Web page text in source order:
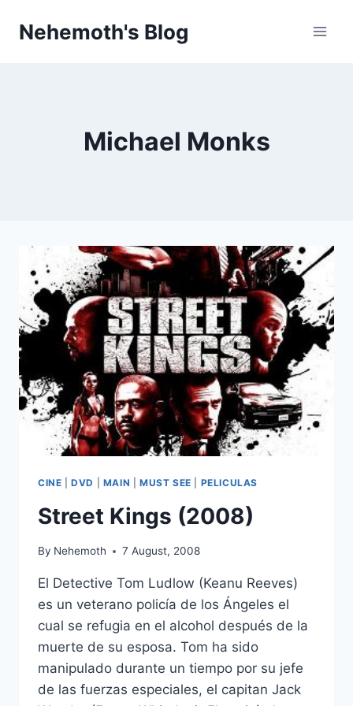
Nehemoth's Blog
Michael Monks
CINE |DVD MAIN MUST SEE PELICULAS
Street Kings (2008)
By Nehemoth 7 August, 2008
El Detective Tom Ludlow (Keanu Reeves)
es un veterano policía de los Ángeles el
cual se refugia en el alcohol después de la
muerte de su esposa. Tom ha sido
manipulado durante un tiempo por su jefe
de las fuerzas especiales, el capitan Jack